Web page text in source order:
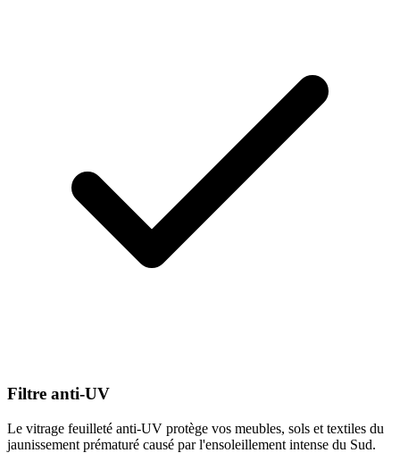
Filtre anti-UV
Le vitrage feuilleté anti-UV protège vos meubles, sols et textiles du
jaunissement prématuré causé par l'ensoleillement intense du Sud.